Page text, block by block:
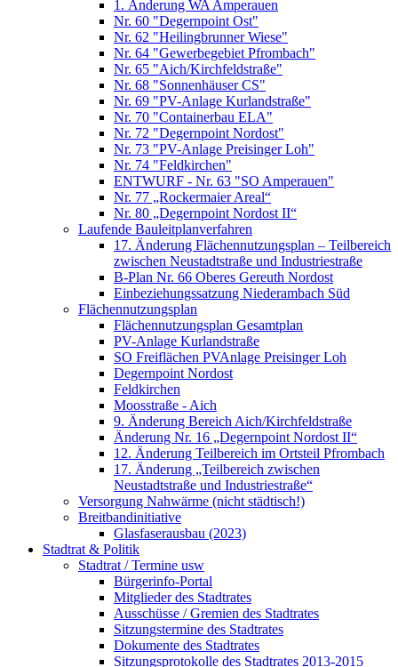
1. Änderung WA Amperauen
Nr. 60 "Degernpoint Ost"
Nr. 62 "Heilingbrunner Wiese"
Nr. 64 "Gewerbegebiet Pfrombach"
Nr. 65 "Aich/Kirchfeldstraße"
Nr. 68 "Sonnenhäuser CS"
Nr. 69 "PV-Anlage Kurlandstraße"
Nr. 70 "Containerbau ELA"
Nr. 72 "Degernpoint Nordost"
Nr. 73 "PV-Anlage Preisinger Loh"
Nr. 74 "Feldkirchen"
ENTWURF - Nr. 63 "SO Amperauen"
Nr. 77 „Rockermaier Areal“
Nr. 80 „Degernpoint Nordost II“
Laufende Bauleitplanverfahren
17. Änderung Flächennutzungsplan – Teilbereich
zwischen Neustadtstraße und Industriestraße
B-Plan Nr. 66 Oberes Gereuth Nordost
Einbeziehungssatzung Niederambach Süd
Flächennutzungsplan
Flächennutzungsplan Gesamtplan
PV-Anlage Kurlandstraße
SO Freiflächen PV­Anlage Preisinger Loh
Degernpoint Nordost
Feldkirchen
Moosstraße - Aich
9. Änderung Bereich Aich/Kirchfeldstraße
Änderung Nr. 16 „Degernpoint Nordost II“
12. Änderung Teilbereich im Ortsteil Pfrombach
17. Änderung „Teilbereich zwischen
Neustadtstraße und Industriestraße“
Versorgung Nahwärme (nicht städtisch!)
Breitbandinitiative
Glasfaserausbau (2023)
Stadtrat & Politik
Stadtrat / Termine usw
Bürgerinfo-Portal
Mitglieder des Stadtrates
Ausschüsse / Gremien des Stadtrates
Sitzungstermine des Stadtrates
Dokumente des Stadtrates
Sitzungsprotokolle des Stadtrates 2013-2015